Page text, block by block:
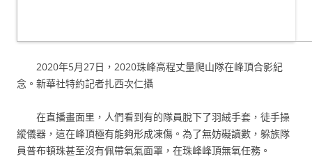
2020年5月27日，2020珠峰高程丈量爬山隊在峰頂合影紀
念。新華社特約記者扎西次仁攝
在直播畫面里，人們看到有的隊員脫下了羽絨手套，徒手操
縱儀器，這在峰頂極有能夠形成凍傷。為了無妨礙讀數，躲族隊
員普布頓珠甚至沒有佩帶氧氣面罩，在珠峰峰頂無氧任務。